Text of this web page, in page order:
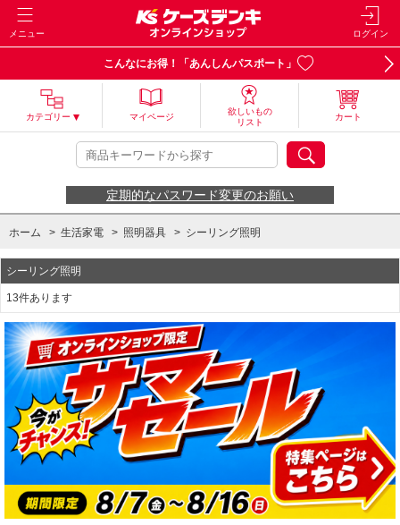
メニュー ログイン
こんなにお得！「あんしんパスポート」
カテゴリー マイページ
欲しいもの
リスト
カート
定期的なパスワード変更のお願い
ホーム > 生活家電 > 照明器具 > シーリング照明
シーリング照明
13件あります